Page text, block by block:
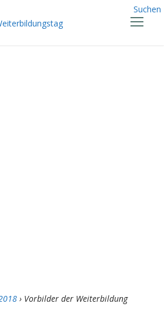
Suchen
› Vorbilder der Weiterbildung